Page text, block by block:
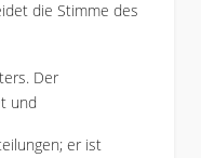
die Stimme des
Der
und
er ist